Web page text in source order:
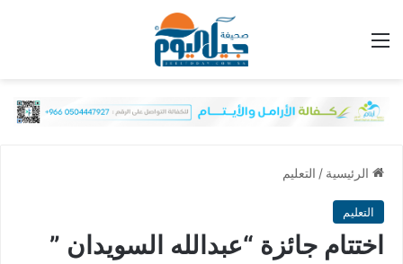
الرئيسية / التعليم
التعليم
اختتام جائزة “عبدالله السويدان ”